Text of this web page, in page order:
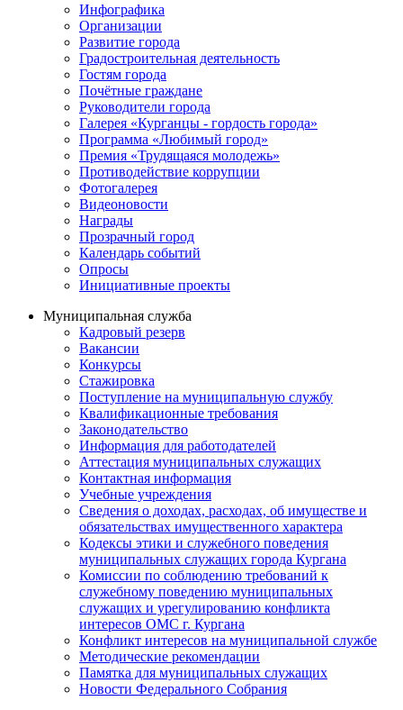
Инфографика
Организации
Развитие города
Градостроительная деятельность
Гостям города
Почётные граждане
Руководители города
Галерея «Курганцы - гордость города»
Программа «Любимый город»
Премия «Трудящаяся молодежь»
Противодействие коррупции
Фотогалерея
Видеоновости
Награды
Прозрачный город
Календарь событий
Опросы
Инициативные проекты
Муниципальная служба
Кадровый резерв
Вакансии
Конкурсы
Стажировка
Поступление на муниципальную службу
Квалификационные требования
Законодательство
Информация для работодателей
Аттестация муниципальных служащих
Контактная информация
Учебные учреждения
Сведения о доходах, расходах, об имуществе и
обязательствах имущественного характера
Кодексы этики и служебного поведения
муниципальных служащих города Кургана
Комиссии по соблюдению требований к
служебному поведению муниципальных
служащих и урегулированию конфликта
интересов ОМС г. Кургана
Конфликт интересов на муниципальной службе
Методические рекомендации
Памятка для муниципальных служащих
Новости Федерального Cобрания